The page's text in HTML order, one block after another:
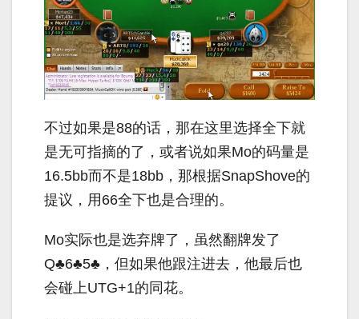
不过如果是88的话，那在这里选择全下就
是无可指摘的了，或者说如果Mo的码量是
16.5bb而不是18bb ，那根据SnapShove的
提议，用 66全下也是合理的。
Mo实际也是选弃牌了，虽然翻牌发了
Q♣6♣5♣，但如果他跟注进去，他最后也
会碰上UTG+1的同花。